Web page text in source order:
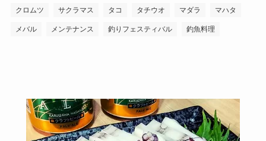
クロムツ サクラマス タコ タチウオ マダラ マハタ
メバル メンテナンス 釣りフェスティバル 釣魚料理